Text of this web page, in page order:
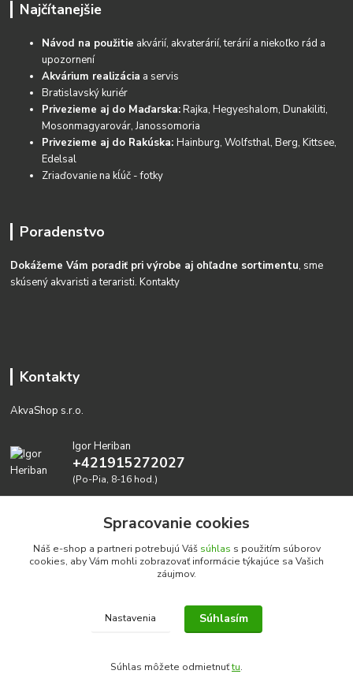
Najčítanejšie
Návod na použitie akvárií, akvaterárií, terárií a niekoľko rád a
upozornení
Akvárium realizácia a servis
Bratislavský kuriér
Privezieme aj do Maďarska:Rajka, Hegyeshalom, Dunakiliti,
Mosonmagyarovár, Janossomoria
Privezieme aj do Rakúska:Hainburg, Wolfsthal, Berg, Kittsee,
Edelsal
Zriaďovanie na kĺúč - fotky
Poradenstvo
Dokážeme Vám poradiť pri výrobe aj ohľadne sortimentu, sme
skúsený akvaristi a teraristi.Kontakty
Kontakty
AkvaShop s.r.o.
Igor Heriban
+421915272027
(Po-Pia, 8-16 hod.)
Realizujeme prírodné akvária: AkvaShop s.r.o. • IBAN:
SK3911000000002947087849
Spracovanie cookies
Náš e-shop a partneri potrebujú Váš súhlas s použitím súborov
cookies, aby Vám mohli zobrazovať informácie týkajúce sa Vašich
záujmov.
Nastavenia Súhlasím
Súhlas môžete odmietnuťtu.